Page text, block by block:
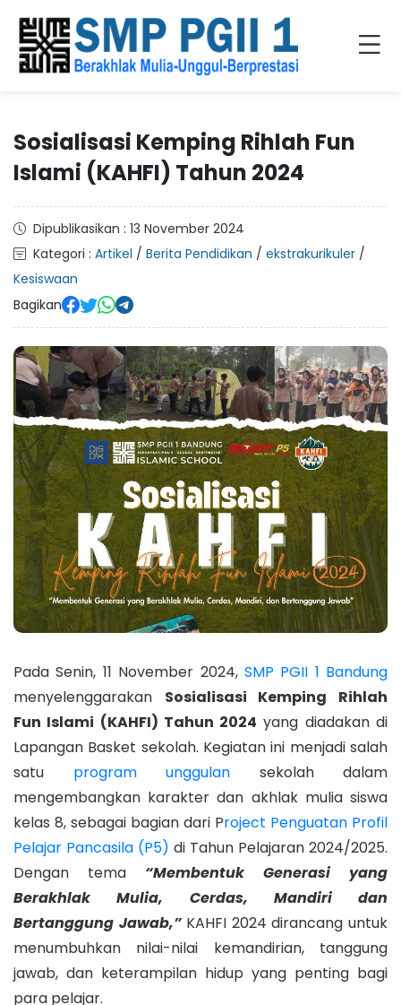
Sosialisasi Kemping Rihlah Fun
Islami (KAHFI) Tahun 2024
Dipublikasikan : 13 November 2024
Kategori : Artikel / Berita Pendidikan / ekstrakurikuler /
Kesiswaan
Bagikan
Pada Senin, 11 November 2024, SMP PGII 1 Bandung
menyelenggarakan Sosialisasi Kemping Rihlah
Fun Islami (KAHFI) Tahun 2024 yang diadakan di
Lapangan Basket sekolah. Kegiatan ini menjadi salah
satu program unggulan sekolah dalam
mengembangkan karakter dan akhlak mulia siswa
kelas 8, sebagai bagian dari Project Penguatan Profil
Pelajar Pancasila (P5) di Tahun Pelajaran 2024/2025.
Dengan tema “Membentuk Generasi yang
Berakhlak Mulia, Cerdas, Mandiri dan
Bertanggung Jawab,”KAHFI 2024 dirancang untuk
menumbuhkan nilai-nilai kemandirian, tanggung
jawab, dan keterampilan hidup yang penting bagi
para pelajar.